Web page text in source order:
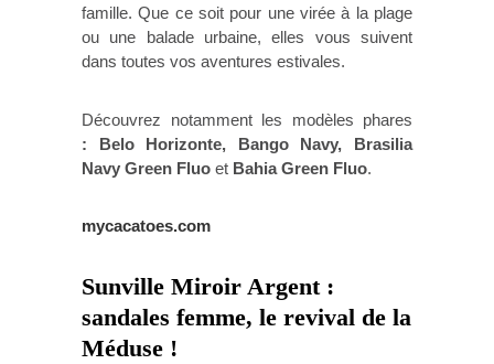
famille. Que ce soit pour une virée à la plage
ou une balade urbaine, elles vous suivent
dans toutes vos aventures estivales.
Découvrez notamment les modèles phares
:
Belo Horizonte, Bango Navy, Brasilia
Navy Green Fluo et Bahia Green Fluo.
mycacatoes.com
Sunville Miroir Argent :
sandales femme, le revival de la
Méduse !